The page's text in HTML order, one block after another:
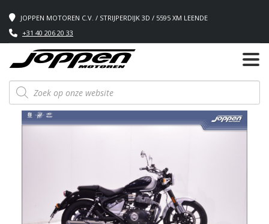
JOPPEN MOTOREN C.V. / STRIJPERDIJK 3D / 5595 XM LEENDE
+31 40 206 20 33
Producten
zoeken